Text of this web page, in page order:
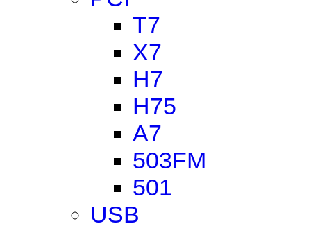
T7
X7
H7
H75
A7
503FM
501
USB